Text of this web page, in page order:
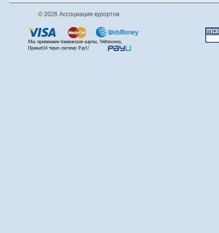
© 2026 Ассоциация курортов
Мы принимаем банковские карты, Webmoney,
Приват24 через систему PayU